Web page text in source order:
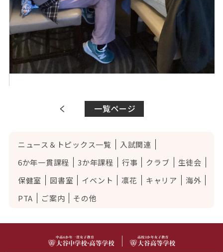
一覧ページ
ニュース＆トピックス一覧
入試関連
6か年一貫課程
3か年課程 行事 クラブ
生徒会
保健室
図書室 イベント 凛花 キャリア
海外
PTA
ご案内 その他